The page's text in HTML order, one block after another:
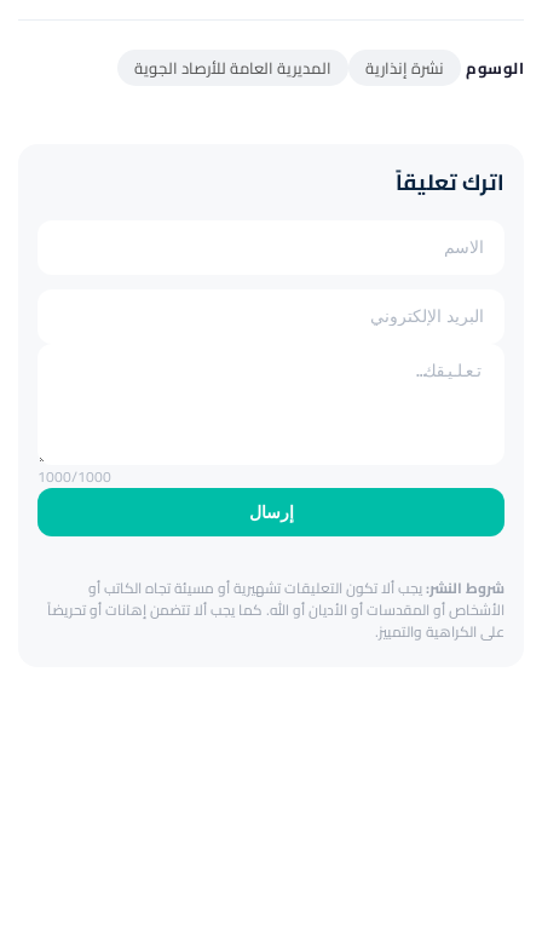
الوسوم نشرة إنذارية المديرية العامة للأرصاد الجوية
اترك تعليقاً
إرسال
1000/1000
شروط النشر:يجب ألا تكون التعليقات تشهيرية أو مسيئة تجاه الكاتب أو
الأشخاص أو المقدسات أو الأديان أو الله. كما يجب ألا تتضمن إهانات أو تحريضاً
على الكراهية والتمييز.